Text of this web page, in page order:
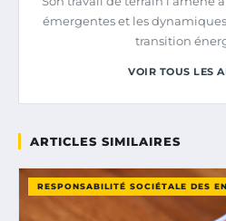
émergentes et les
transition
VOIR TOUS LES
ARTICLES SIMILAIRES
RESPONSABILITÉ SOCIÉTALE DES